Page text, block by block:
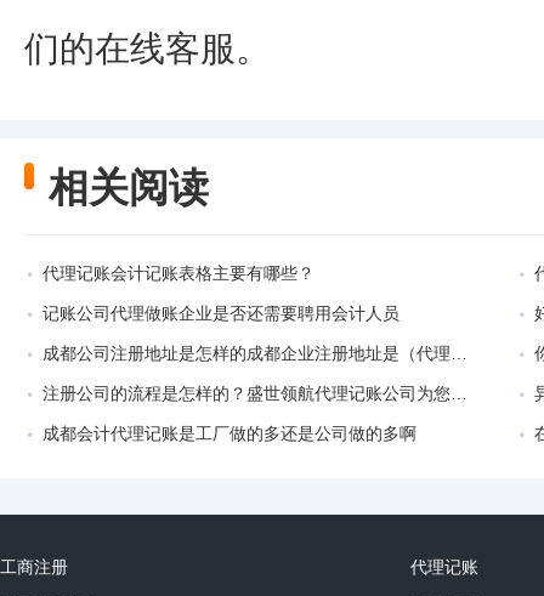
们的在线客服。
相关阅读
代理记账会计记账表格主要有哪些？
记账公司代理做账企业是否还需要聘用会计人员
成都公司注册地址是怎样的成都企业注册地址是（代理记账公司有什么用）
注册公司的流程是怎样的？盛世领航代理记账公司为您详细解析！
成都会计代理记账是工厂做的多还是公司做的多啊
工商注册 代理记账